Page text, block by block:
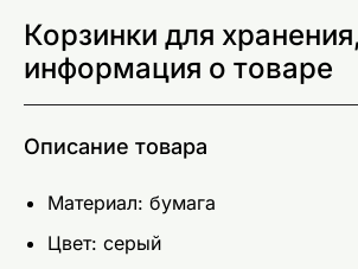
Корзинки для
информация о товаре
Описание товара
Материал: бумага
Цвет: серый